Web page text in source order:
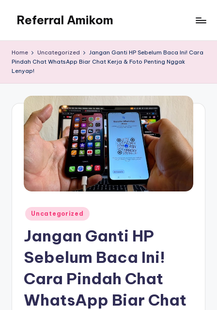
content
Referral Amikom
PMB
Amikom
Home Uncategorized
Jangan Ganti HP Sebelum Baca Ini! Cara
Pindah Chat WhatsApp Biar Chat Kerja & Foto Penting Nggak
Lenyap!
Posted
in
Uncategorized
Jangan Ganti HP
Sebelum Baca Ini!
Cara Pindah Chat
WhatsApp Biar Chat